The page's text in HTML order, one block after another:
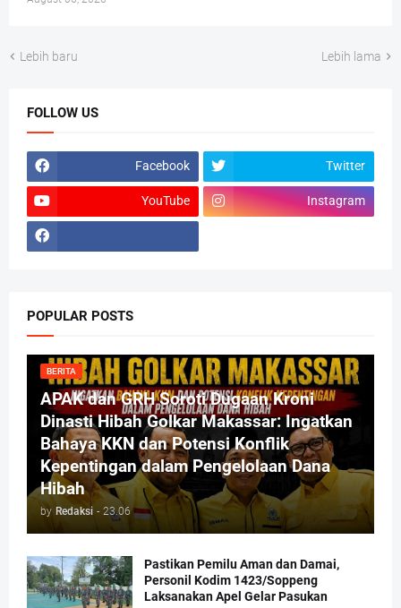
Lebih baru Lebih lama
FOLLOW US
Facebook Twitter
YouTube Instagram
POPULAR POSTS
BERITA
APAK dan GRH Soroti Dugaan Kroni
Dinasti Hibah Golkar Makassar: Ingatkan
Bahaya KKN dan Potensi Konflik
Kepentingan dalam Pengelolaan Dana
Hibah
by Redaksi - 23.06
Pastikan Pemilu Aman dan Damai,
Personil Kodim 1423/Soppeng
Laksanakan Apel Gelar Pasukan